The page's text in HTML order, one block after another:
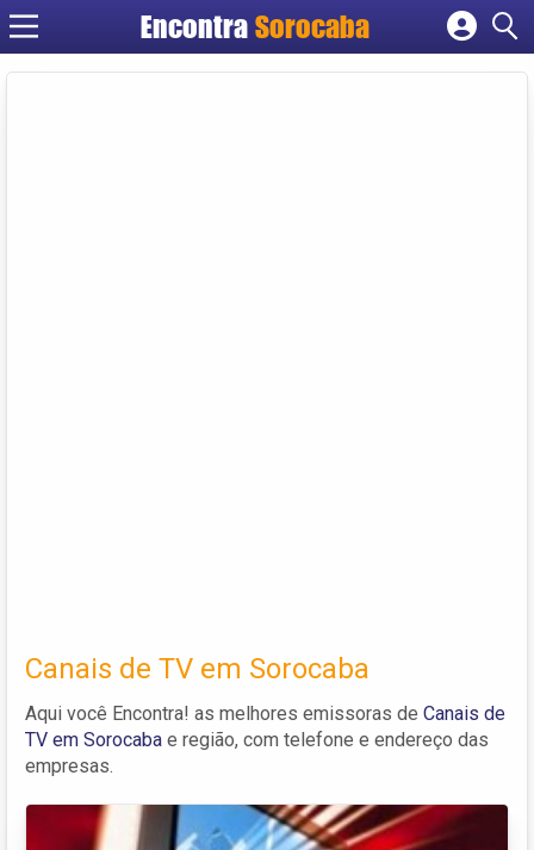
EncontraSorocaba
Cadastrar empresa
Canais de TV em Sorocaba
Aqui você Encontra! as melhores emissoras de Canais de
TV em Sorocaba e região, com telefone e endereço das
empresas.